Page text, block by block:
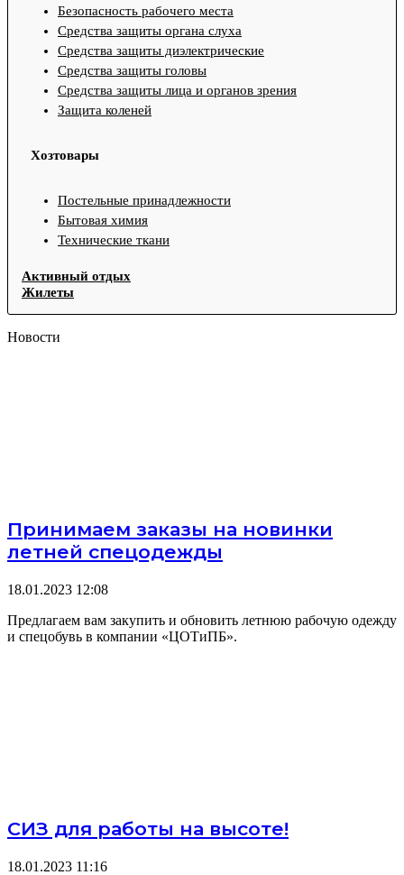
Безопасность рабочего места
Средства защиты органа слуха
Средства защиты диэлектрические
Средства защиты головы
Средства защиты лица и органов зрения
Защита коленей
Хозтовары
Постельные принадлежности
Бытовая химия
Технические ткани
Активный отдых
Жилеты
Новости
Принимаем заказы на новинки
летней спецодежды
18.01.2023 12:08
Предлагаем вам закупить и обновить летнюю рабочую одежду
и спецобувь в компании «ЦОТиПБ».
СИЗ для работы на высоте!
18.01.2023 11:16